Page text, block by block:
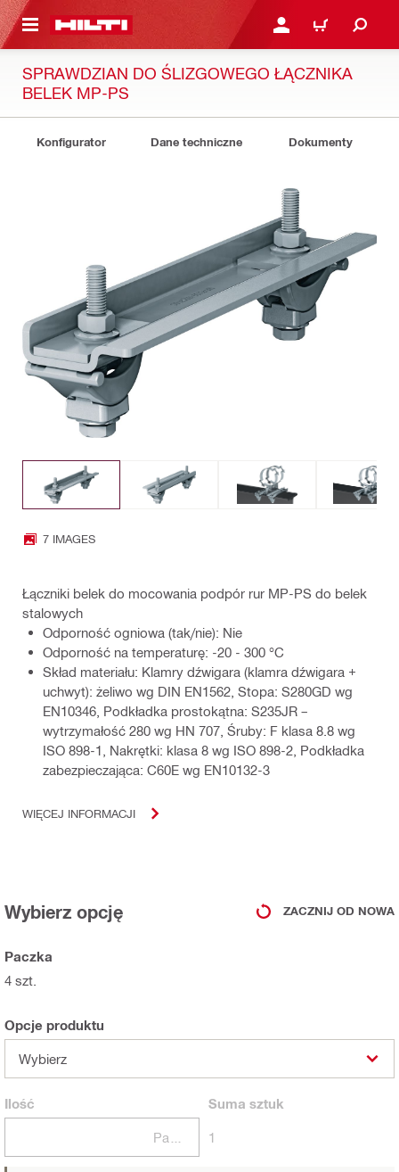
GŁÓWNEJ ZALOGUJ SIĘ LUB
KOSZYK
SPRAWDZIAN DO ŚLIZGOWEGO ŁĄCZNIKA
BELEK MP-PS
Konfigurator Dane techniczne Dokumenty
7 IMAGES
Łączniki belek do mocowania podpór rur MP-PS do belek
stalowych
Odporność ogniowa (tak/nie): Nie
Odporność na temperaturę: -20 - 300 °C
Skład materiału: Klamry dźwigara (klamra dźwigara +
uchwyt): żeliwo wg DIN EN1562, Stopa: S280GD wg
EN10346, Podkładka prostokątna: S235JR –
wytrzymałość 280 wg HN 707, Śruby: F klasa 8.8 wg
ISO 898-1, Nakrętki: klasa 8 wg ISO 898-2, Podkładka
zabezpieczająca: C60E wg EN10132-3
WIĘCEJ INFORMACJI
Wybierz opcję ZACZNIJ OD NOWA
Paczka
4 szt.
Opcje produktu
Wybierz
Ilość Suma sztuk
1